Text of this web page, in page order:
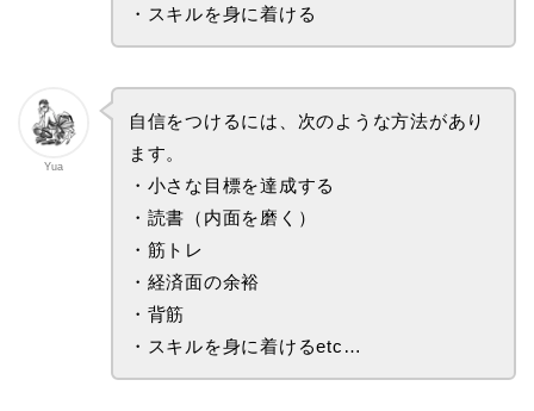
・スキルを身に着ける
Yua
自信をつけるには、次のような方法があり
ます。
・小さな目標を達成する
・読書（内面を磨く）
・筋トレ
・経済面の余裕
・背筋
・スキルを身に着けるetc…